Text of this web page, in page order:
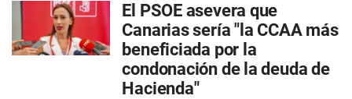
El PSOE asevera que
Canarias sería "la CCAA más
beneficiada por la
condonación de la deuda de
Hacienda"